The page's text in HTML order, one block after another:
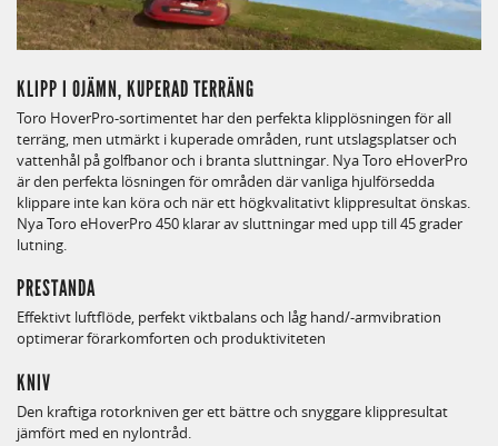
KLIPP I OJÄMN, KUPERAD TERRÄNG
Toro HoverPro-sortimentet har den perfekta klipplösningen för all
terräng, men utmärkt i kuperade områden, runt utslagsplatser och
vattenhål på golfbanor och i branta sluttningar. Nya Toro eHoverPro
är den perfekta lösningen för områden där vanliga hjulförsedda
klippare inte kan köra och när ett högkvalitativt klippresultat önskas.
Nya Toro eHoverPro 450 klarar av sluttningar med upp till 45 grader
lutning.
PRESTANDA
Effektivt luftflöde, perfekt viktbalans och låg hand/-armvibration
optimerar förarkomforten och produktiviteten
KNIV
Den kraftiga rotorkniven ger ett bättre och snyggare klippresultat
jämfört med en nylontråd.